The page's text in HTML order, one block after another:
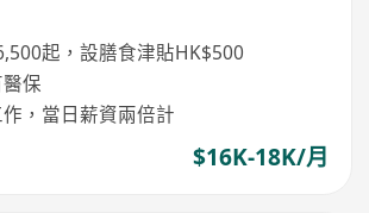
起，設膳食津貼HK$500
保
，當日薪資兩倍計
$16K-18K/月